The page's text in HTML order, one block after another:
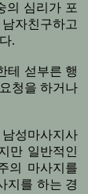
의 심리가 포
자친구하고
.
테 섣부른 행
청을 하거나
성마사지사
만 일반적인
의 마사지를
지를 하는 경